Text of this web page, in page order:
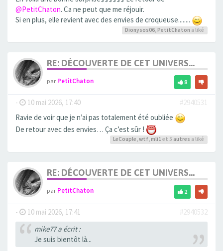
@PetitChaton. Ca ne peut que me réjouir.
Si en plus, elle revient avec des envies de croqueuse........
Dionysos06, PetitChaton a liké
RE: DÉCOUVERTE DE CET UNIVERS...
parPetitChaton 8
- 10 mai 2026, 17:40
#2940531
Ravie de voir que je n’ai pas totalement été oubliée
De retour avec des envies… Ça c’est sûr !
LeCouple,wtf, mli1 et 5 autres a liké
RE: DÉCOUVERTE DE CET UNIVERS...
parPetitChaton 2
- 10 mai 2026, 17:41
#2940532
mike77 a écrit :
Je suis bientôt là...